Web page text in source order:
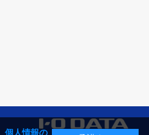
個人情報の